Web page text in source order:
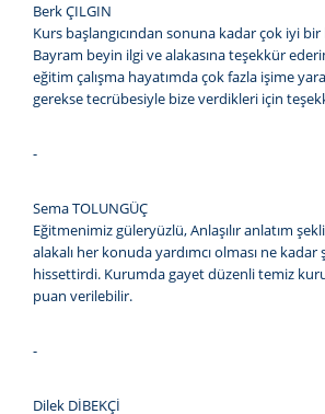
Berk ÇILGIN
Kurs başlangıcından sonuna kadar çok iyi bir
Bayram beyin ilgi ve alakasına teşekkür
eğitim çalışma hayatımda çok fazla işime
gerekse tecrübesiyle bize verdikleri için
-
Sema TOLUNGÜÇ
Eğitmenimiz güleryüzlü, Anlaşılır anlatım
alakalı her konuda yardımcı olması ne
hissettirdi. Kurumda gayet düzenli temiz
puan verilebilir.
-
Dilek DİBEKÇİ